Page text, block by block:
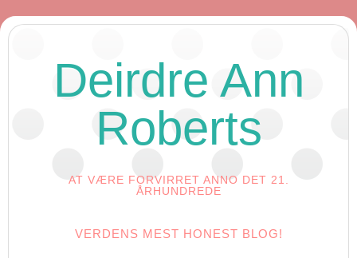
Deirdre Ann
Roberts
AT VÆRE FORVIRRET ANNO DET 21.
ÅRHUNDREDE
VERDENS MEST HONEST BLOG!